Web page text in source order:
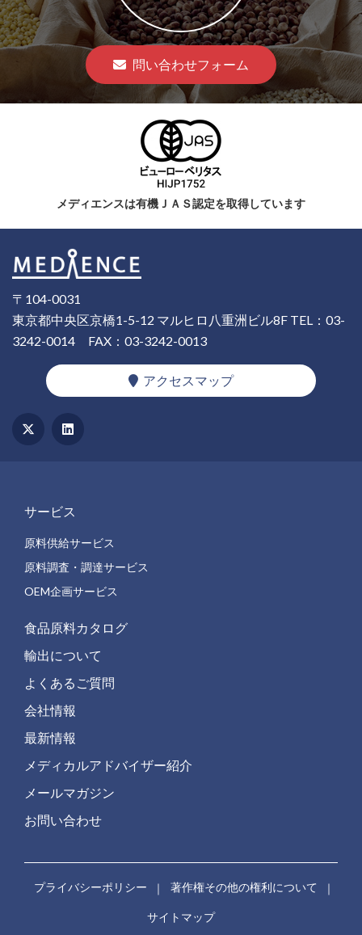
問い合わせフォーム
メディエンスは有機ＪＡＳ認定を取得しています
〒104-0031
東京都中央区京橋1-5-12 マルヒロ八重洲ビル8F TEL：03-
3242-0014 FAX：03-3242-0013
アクセスマップ
サービス
原料供給サービス
原料調査・調達サービス
OEM企画サービス
食品原料カタログ
輸出について
よくあるご質問
会社情報
最新情報
メディカルアドバイザー紹介
メールマガジン
お問い合わせ
プライバシーポリシー ｜ 著作権その他の権利について ｜
サイトマップ